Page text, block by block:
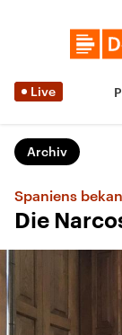
Live
Archiv
Spaniens
Die